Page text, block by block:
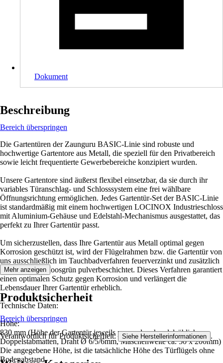
Dokument
Beschreibung
Bereich überspringen
Die Gartentüren der Zaunguru BASIC-Linie sind robuste und
hochwertige Gartentore aus Metall, die speziell für den Privatbereich
sowie leicht frequentierte Gewerbebereiche konzipiert wurden.
Unsere Gartentore sind äußerst flexibel einsetzbar, da sie durch ihr
variables Türanschlag- und Schlosssystem eine frei wählbare
Öffnungsrichtung ermöglichen. Jedes Gartentür-Set der BASIC-Linie
ist standardmäßig mit einem hochwertigen LOCINOX Industrieschloss
mit Aluminium-Gehäuse und Edelstahl-Mechanismus ausgestattet, das
perfekt zu Ihrer Gartentür passt.
Um sicherzustellen, dass Ihre Gartentür aus Metall optimal gegen
Korrosion geschützt ist, wird der Flügelrahmen bzw. die Gartentür von
uns ausschließlich im Tauchbadverfahren feuerverzinkt und zusätzlich
in RAL 6005 Moosgrün pulverbeschichtet. Dieses Verfahren garantiert
einen optimalen Schutz gegen Korrosion und verlängert die
Lebensdauer Ihrer Gartentür erheblich.
Technische Daten:
Höhe:
830 mm (Höhe der Gartentür jeweils passend zu handelsüblichen
Doppelstabmatten, Draht Ø 6/5/6mm, Maschenweite ca. 50 x 200mm)
Die angegebene Höhe, ist die tatsächliche Höhe des Türflügels ohne
Bodenabstand.
Mehr anzeigen
Produktsicherheit
Bereich überspringen
Verantwortlich für Produktsicherheit: Siehe Herstellerinformationen .